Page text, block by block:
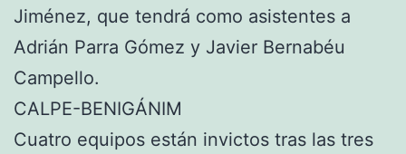
Jiménez, que tendrá como asistentes a
Adrián Parra Gómez y Javier Bernabéu
Campello.
CALPE-BENIGÁNIM
Cuatro equipos están invictos tras las tres